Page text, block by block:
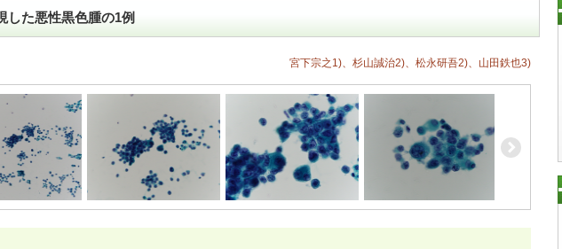
した悪性黒色腫の1例
宮下宗之1)、杉山誠治2)、松永研吾2)、山田鉄也3)